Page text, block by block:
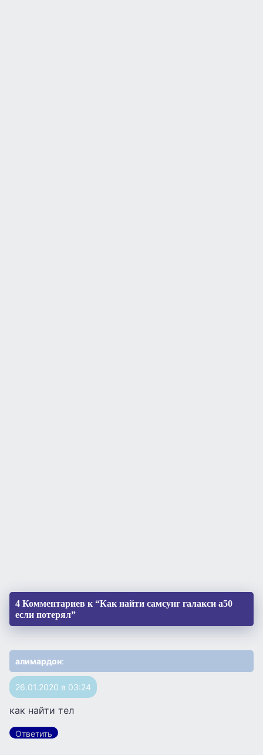
4 Комментариев к “Как найти самсунг галакси а50
если потерял”
алимардон:
26.01.2020 в 03:24
как найти тел
Ответить